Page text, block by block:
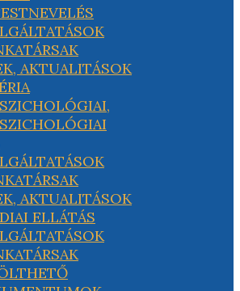
AKTUALITÁSOK
AKTUALITÁSOK
ELLÁTÁS